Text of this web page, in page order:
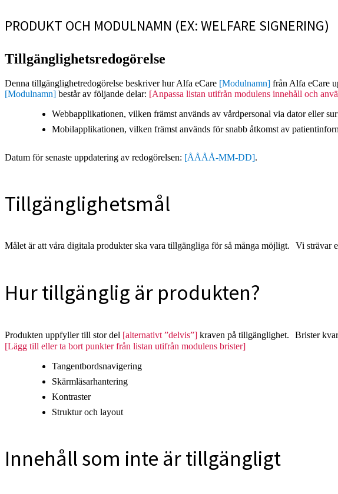
PRODUKT OCH MODULNAMN (EX: WELFARE SIGNERING)
Tillgänglighetsredogörelse
Denna tillgänglighetredogörelse beskriver hur Alfa eCare [Modulnamn] från Alfa eCare
[Modulnamn] består av följande delar: [Anpassa listan utifrån modulens innehåll och
Webbapplikationen, vilken främst används av vårdpersonal via dator eller
Mobilapplikationen, vilken främst används för snabb åtkomst av
Datum för senaste uppdatering av redogörelsen: [ÅÅÅÅ-MM-DD].
Tillgänglighetsmål
Målet är att våra digitala produkter ska vara tillgängliga för så många möjligt. Vi strävar
Hur tillgänglig är produkten?
Produkten uppfyller till stor del [alternativt ”delvis”] kraven på tillgänglighet. Brister
[Lägg till eller ta bort punkter från listan utifrån modulens brister]
Tangentbordsnavigering
Skärmläsarhantering
Kontraster
Struktur och layout
Innehåll som inte är tillgängligt